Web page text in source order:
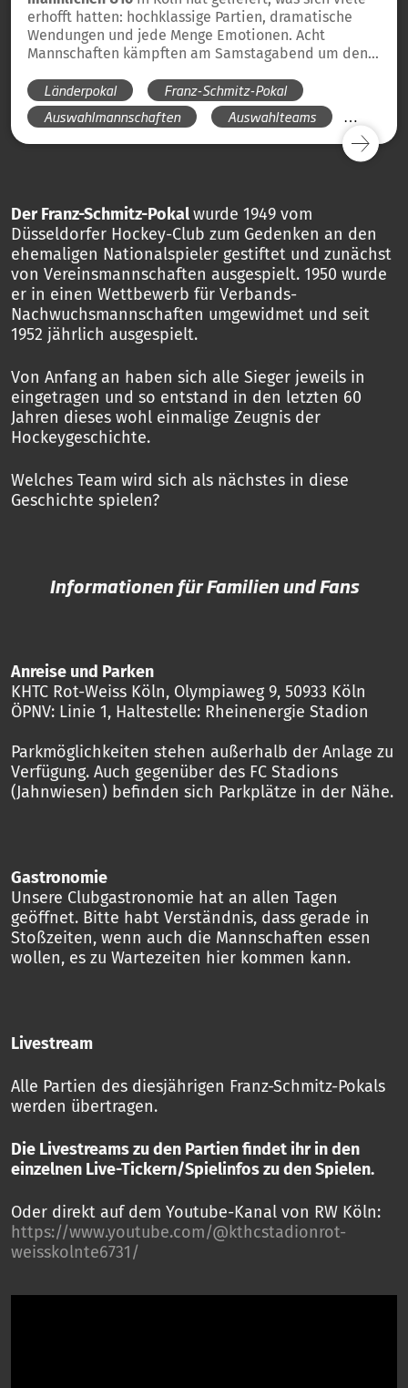
erhofft hatten: hochklassige Partien, dramatische
Wendungen und jede Menge Emotionen. Acht
Mannschaften kämpften am Samstagabend um den
Ticket gelöst.
Länderpokal
Franz-Schmitz-Pokal
Auswahlmannschaften
Auswahlteams
Länderpokal 2025
Der Franz-Schmitz-Pokalwurde 1949 vom
Düsseldorfer Hockey-Club zum Gedenken an den
ehemaligen Nationalspieler gestiftet und zunächst
von Vereinsmannschaften ausgespielt. 1950 wurde
er in einen Wettbewerb für Verbands-
Nachwuchsmannschaften umgewidmet und seit
1952 jährlich ausgespielt.
Von Anfang an haben sich alle Sieger jeweils in
eingetragen und so entstand in den letzten 60
Jahren dieses wohl einmalige Zeugnis der
Hockeygeschichte.
Welches Team wird sich als nächstes in diese
Geschichte spielen?
Informationen für Familien und Fans
Anreise und Parken
KHTC Rot-Weiss Köln, Olympiaweg 9, 50933 Köln
ÖPNV: Linie 1, Haltestelle: Rheinenergie Stadion
Parkmöglichkeiten stehen außerhalb der Anlage zu
Verfügung. Auch gegenüber des FC Stadions
(Jahnwiesen) befinden sich Parkplätze in der Nähe.
Gastronomie
Unsere Clubgastronomie hat an allen Tagen
geöffnet. Bitte habt Verständnis, dass gerade in
Stoßzeiten, wenn auch die Mannschaften essen
wollen, es zu Wartezeiten hier kommen kann.
Livestream
Alle Partien des diesjährigen Franz-Schmitz-Pokals
werden übertragen.
Die Livestreams zu den Partien findet ihr in den
einzelnen Live-Tickern/Spielinfos zu den Spielen.
Oder direkt auf dem Youtube-Kanal von RW Köln:
https://www.youtube.com/@kthcstadionrot-
weisskolnte6731/